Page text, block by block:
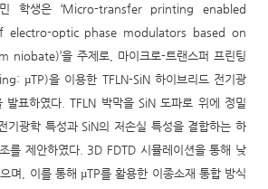
학생은 ‘Micro-transfer printing enabled
electro-optic phase modulators based on
niobate)’을 주제로 마이크로-트랜스퍼 프린팅
µTP)을 이용한 TFLN-SiN 하이브리드 전기광
발표하였다. TFLN 박막을SiN도파로 위에 정밀
기광학 특성과SiN의 저손실 특성을 결합하는 하
를 제안하였다. 3D FDTD 시뮬레이션을 통해 낮
며
이를 통해 µTP를 활용한 이종소재 통합 방식